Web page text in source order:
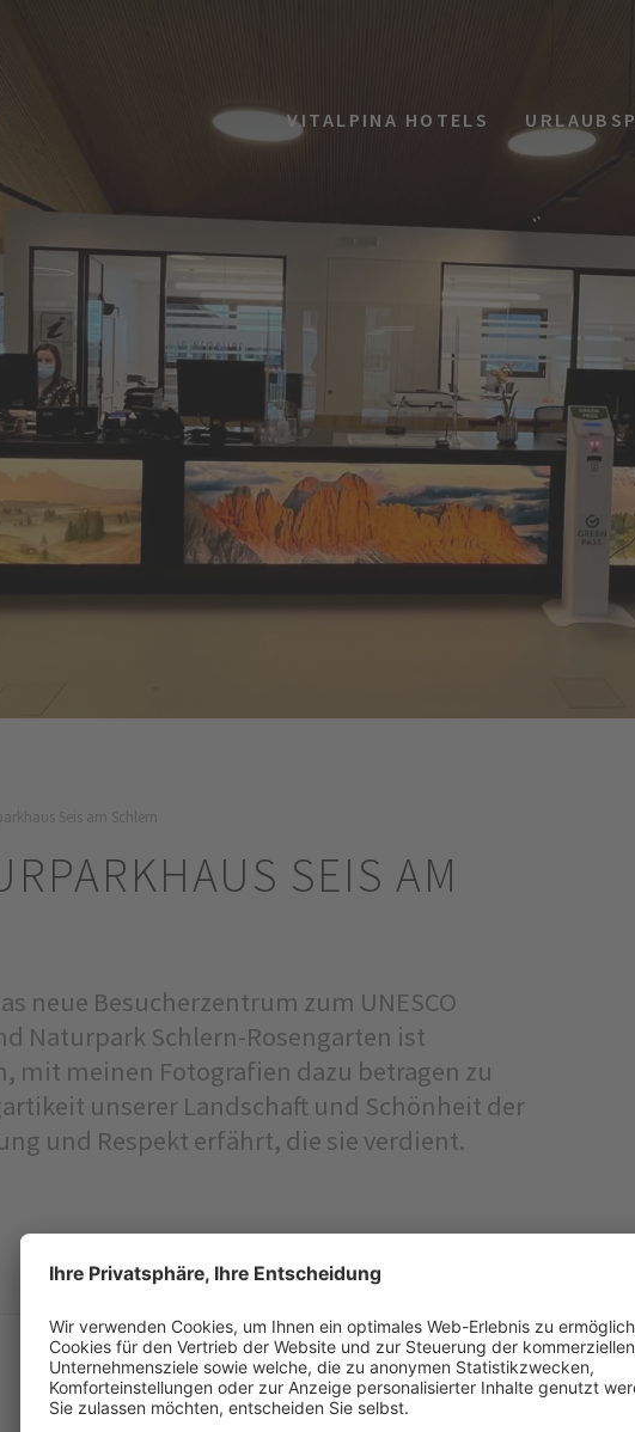
VITALPINA HOTELS
Seis am Schlern
SEIS AM
neue Besucherzentrum zum UNESCO
Naturpark Schlern-Rosengarten ist
mit meinen Fotografien dazu betragen zu
unserer Landschaft und Schönheit der
und Respekt erfährt, die sie verdient.